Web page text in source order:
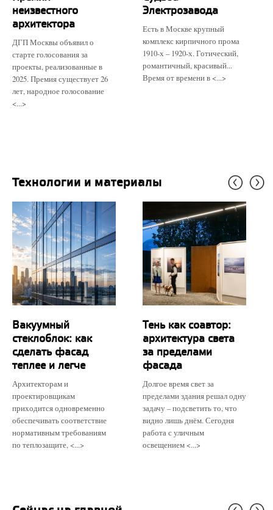
неизвестного
архитектора
ДГП Москвы объявил о
старте голосования за
проекты, реализованные в
2025. Премия существует 26
лет, народное голосование
<...>
Электрозавода
Есть в Москве крупный
комплекс кирпичного прома
1910-х – 1920-х. Готический,
романтичный, красивый...
Время от времени в <...>
Технологии и материалы
Вакуумный
стеклоблок: как
сделать фасад
теплее и легче
Архитекторам и
проектировщикам
приходится одновременно
обеспечивать соответствие
нормативным требованиям
по теплозащите, <...>
Тень как соавтор:
архитектура света
за пределами
фасада
Долгое время свет за
пределами здания решал одну
задачу – подсветить то, что
видно лишь днём. Сегодня
работа с уличным
освещением <...>